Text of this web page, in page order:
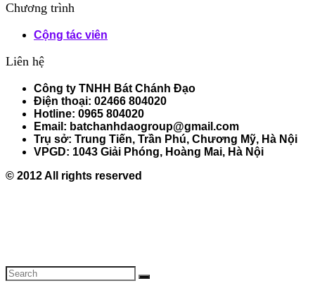
Chương trình
Cộng tác viên
Liên hệ
Công ty TNHH Bát Chánh Đạo
Điện thoại: 02466 804020
Hotline: 0965 804020
Email: batchanhdaogroup@gmail.com
Trụ sở: Trung Tiến, Trần Phú, Chương Mỹ, Hà Nội
VPGD: 1043 Giải Phóng, Hoàng Mai, Hà Nội
© 2012 All rights reserved